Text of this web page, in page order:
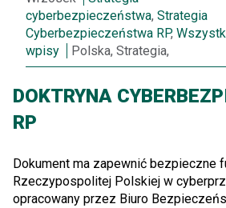
cyberbezpieczeństwa, Strategia
Cyberbezpieczeństwa RP,
wpisy
Polska, Strategia,
DOKTRYNA
RP
Dokument ma zapewnić bezpieczne
Rzeczypospolitej Polskiej w
opracowany przez Biuro